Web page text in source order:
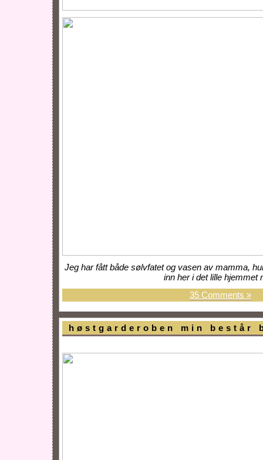
Jeg har fått både sølvfatet og vasen av mamma,
inn her i det lille hjemmet
35 Comments »
høstgarderoben min består